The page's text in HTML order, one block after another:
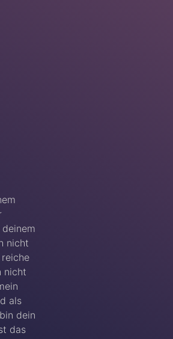
nicht
nicht
als
dein
das